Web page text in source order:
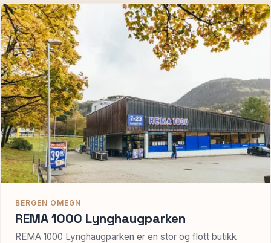
BERGEN OMEGN
REMA 1000 Lynghaugparken
REMA 1000 Lynghaugparken er en stor og flott butikk